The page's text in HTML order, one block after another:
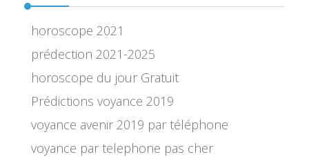
horoscope 2021
prédection 2021-2025
horoscope du jour Gratuit
Prédictions voyance 2019
voyance avenir 2019 par téléphone
voyance par telephone pas cher